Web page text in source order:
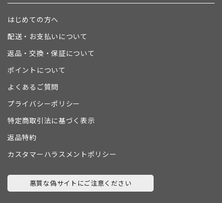
はじめての方へ
配送・お支払いについて
返品・交換・保証について
ポイントについて
よくあるご質問
プライバシーポリシー
特定商取引法に基づく表示
返品特約
カスタマーハラスメントポリシー
悪質な偽サイトにご注意ください